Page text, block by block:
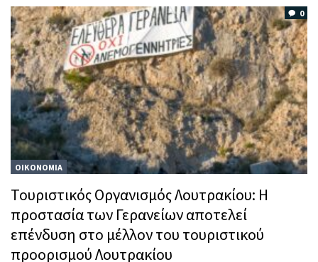
0
ΟΙΚΟΝΟΜΙΑ
Τουριστικός Οργανισμός Λουτρακίου: Η
προστασία των Γερανείων αποτελεί
επένδυση στο μέλλον του τουριστικού
προορισμού Λουτρακίου